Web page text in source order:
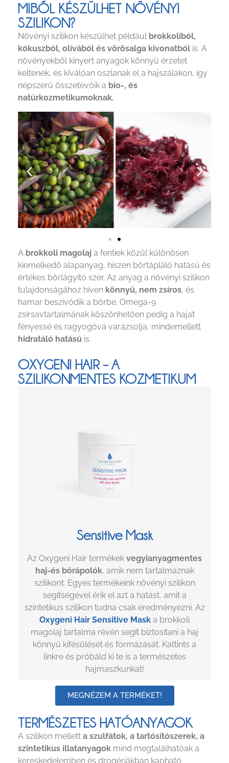
MIBŐL KÉSZÜLHET NÖVÉNYI
SZILIKON?
Növényi szilikon készülhet például brokkoliból,
kókuszból, olívából és vörösalga kivonatból is. A
növényekből kinyert anyagok könnyű érzetet
keltenek, és kiválóan oszlanak el a hajszálakon, így
népszerű összetevőik a bio-, és
natúrkozmetikumoknak.
A brokkoli magolaj a fentiek közül különösen
kiemelkedő alapanyag, hiszen bőrtápláló hatású és
értékes bőrlágyító szer. Az anyag a növényi szilikon
tulajdonságához híven könnyű, nem zsíros, és
hamar beszívódik a bőrbe. Omega-9
zsírsavtartalmának köszönhetően pedig a hajat
fényessé és ragyogóvá varázsolja, mindemellett
hidratáló hatású is.
OXYGENI HAIR – A
SZILIKONMENTES KOZMETIKUM
Sensitive Mask
Az Oxygeni Hair termékek vegyianyagmentes
haj-és bőrápolók, amik nem tartalmaznak
szilikont. Egyes termékeink növényi szilikon
segítségével érik el azt a hatást, amit a
szintetikus szilikon tudna csak eredményezni. Az
Oxygeni Hair Sensitive Mask a brokkoli
magolaj tartalma révén segít biztosítani a haj
könnyű kifésülését és formázását. Kattints a
linkre és próbáld ki te is a természetes
hajmaszkunkat!
MEGNÉZEM A TERMÉKET!
TERMÉSZETES HATÓANYAGOK
A szilikon mellett a szulfátok, a tartósítószerek, a
szintetikus illatanyagok mind megtalálhatóak a
kereskedelemben és drogériákban kapható